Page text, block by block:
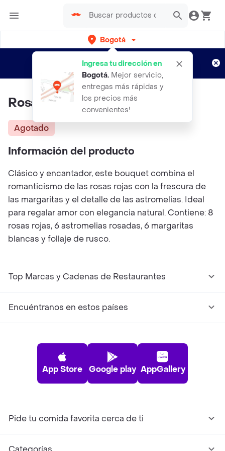
Bogotá
Ingresa tu dirección en
Bogotá. Mejor servicio,
entregas más rápidas y
los precios más
convenientes!
envíos gratis por semanas
Aplican TyC
Rosa Encantada
Agotado
Información del producto
Clásico y encantador, este bouquet combina el
romanticismo de las rosas rojas con la frescura de
las margaritas y el detalle de las astromelias. Ideal
para regalar amor con elegancia natural. Contiene: 8
rosas rojas, 6 astromelias rosadas, 6 margaritas
blancas y follaje de rusco.
Top Marcas y Cadenas de Restaurantes
Encuéntranos en estos países
App Store Google play AppGallery
Pide tu comida favorita cerca de ti